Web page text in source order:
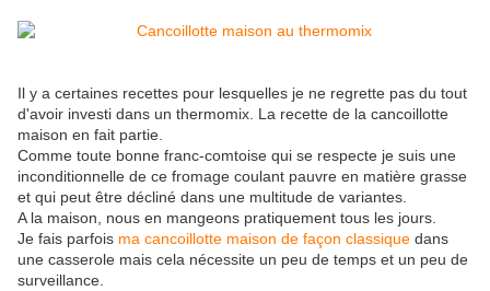
Il y a certaines recettes pour lesquelles je ne regrette pas du tout
d'avoir investi dans un thermomix. La recette de la cancoillotte
maison en fait partie.
Comme toute bonne franc-comtoise qui se respecte je suis une
inconditionnelle de ce fromage coulant pauvre en matière grasse
et qui peut être décliné dans une multitude de variantes.
A la maison, nous en mangeons pratiquement tous les jours.
Je fais parfois ma cancoillotte maison de façon classique dans
une casserole mais cela nécessite un peu de temps et un peu de
surveillance.